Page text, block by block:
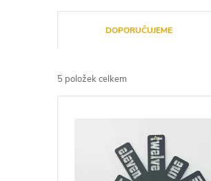
a
z
DOPORUČUJEME
5 položek celkem